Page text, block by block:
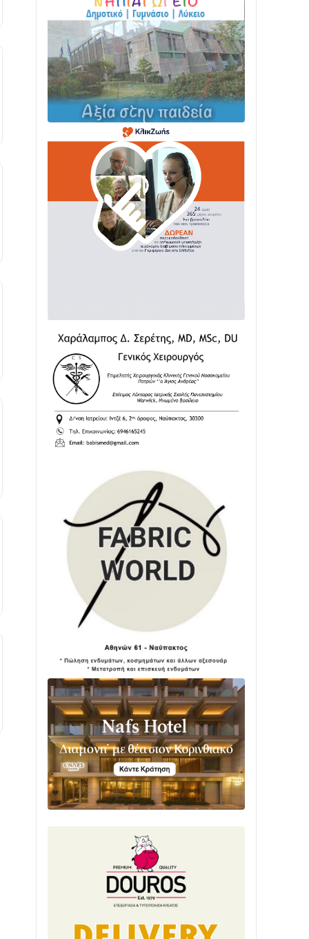
ΤΟ ΠΑΡΤΥ ΣΥΝΕΧΙΖΕΤΑΙ…
05/08 • 08:41
Στο σκοτάδι μεγάλο μέρος στο Λυγιά
Ναυπάκτου
04/08 • 19:47
Σε τροχιά υλοποίησης η Παράκαμψη
του Κέντρου της Ναυπάκτου
Σε φουλ ρυθμούς το τμήμα Βόνιτσα –
Άγιος Νικόλαος | Αυτοψία Καββαδά
03/08 • 11:11
Με Αρχιερατική Λαμπρότητα η
Πανήγυρη της Μεταμορφώσεως του
Σωτήρος στο Γολέμι
02/08 • 18:26
Διαβάστε την «Ναυπακτία» που
κυκλοφορεί
31/07 • 08:16
Δωρίδα για Όλους: «Καμία εκχώρηση
των νερών στην ΕΥΔΑΠ»
28/07 • 21:46
ΕΚΤΑΚΤΟ – ΝΑΥΠΑΚΤΙΑ: ΣΥΝΑΓΕΡΜΟΣ
ΣΤΗΝ ΠΥΡΟΣΒΕΣΤΙΚΗ ΓΙΑ ΦΩΤΙΑ ΣΤΟΝ
ΑΓΙΟ ΗΛΙΑ ΠΡΙΝ ΤΗ ΓΡΑΝΙΤΣΑ